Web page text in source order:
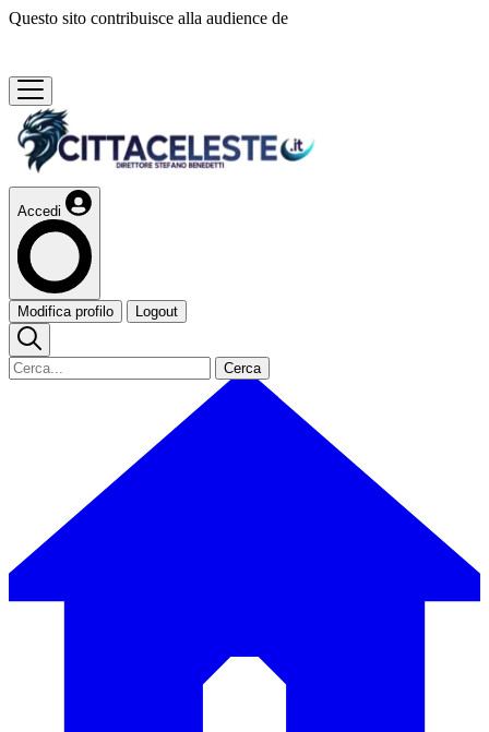
Questo sito contribuisce alla audience de
Accedi
Modifica profilo Logout
Cerca